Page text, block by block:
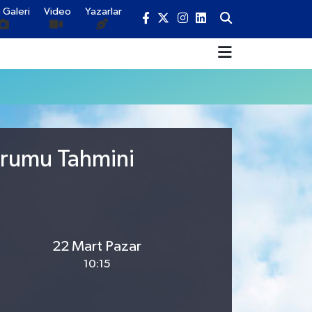
Galeri Video Yazarlar
Tahmini
22 Mart Pazar
10:15